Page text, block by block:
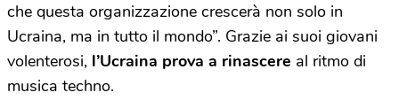
che questa organizzazione crescerà non solo in
Ucraina, ma in tutto il mondo”. Grazie ai suoi giovani
volenterosi, l’Ucraina prova a rinascere al ritmo di
musica techno.